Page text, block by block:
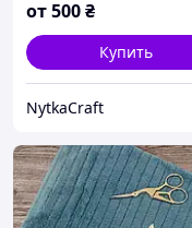
от500₴
Купить
NytkaCraft